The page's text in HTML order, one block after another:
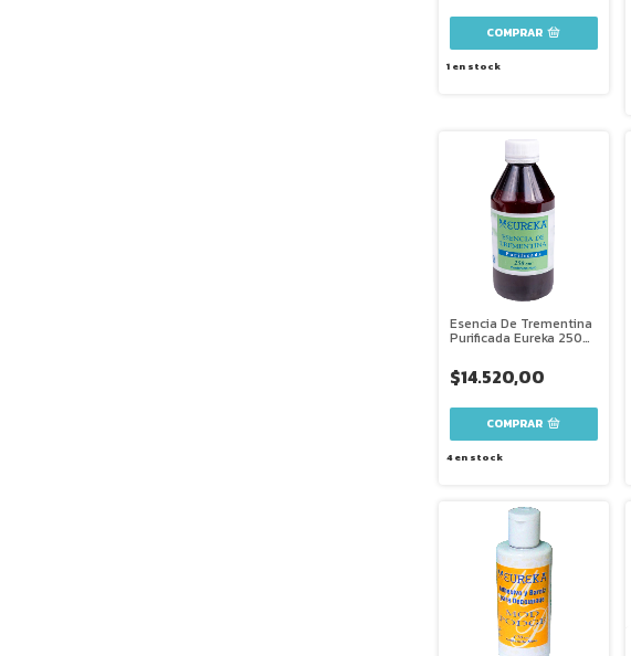
1en stock
Esencia De Trementina
Purificada Eureka 250
$14.520,00
4en stock